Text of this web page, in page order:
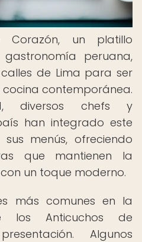
Corazón, un platillo
peruana,
de Lima para ser
contemporánea.
diversos chefs y
han integrado este
menús, ofreciendo
que mantienen la
un toque moderno.
más comunes en la
los Anticuchos de
Algunos